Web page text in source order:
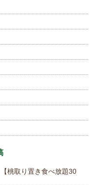
桃取り置き食べ放題30